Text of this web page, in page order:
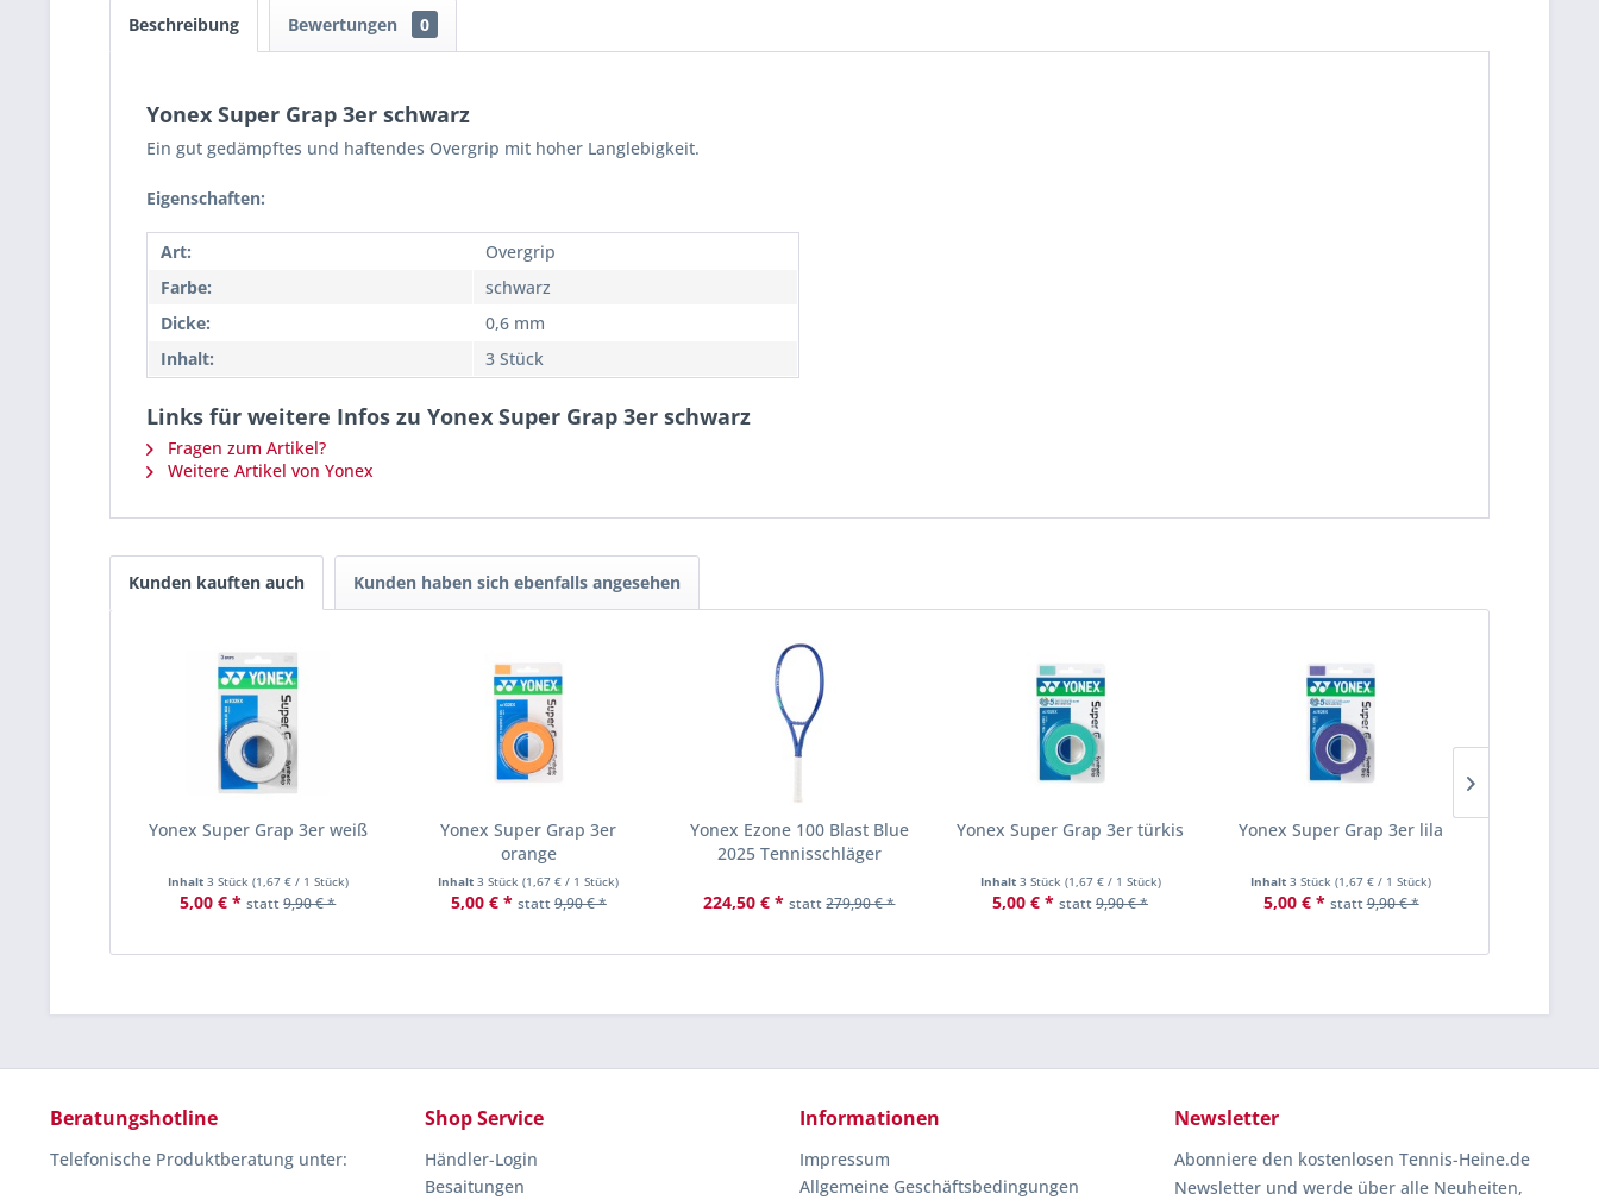
Beschreibung Bewertungen 0
Yonex Super Grap 3er schwarz
Ein gut gedämpftes und haftendes Overgrip mit hoher Langlebigkeit.
Eigenschaften:
Art:
Overgrip
Farbe:
schwarz
Dicke:
0,6 mm
Inhalt:
3 Stück
Links für weitere Infos zu Yonex Super Grap 3er schwarz
Fragen zum Artikel?
Weitere Artikel von Yonex
Kunden kauften auch Kunden haben sich ebenfalls angesehen
Yonex Super Grap 3er weiß
Inhalt 3 Stück (1,67 €/ 1 Stück)
5,00 € * statt9,90 € *
Yonex Super Grap 3er
orange
Inhalt3 Stück(1,67 € / 1 Stück)
5,00 € * statt9,90 € *
Yonex Ezone 100 Blast Blue
2025 Tennisschläger
224,50 € * statt279,90 € *
Yonex Super Grap 3er türkis
Inhalt 3 Stück (1,67 €/ 1 Stück)
5,00 € * statt9,90 € *
Yonex Super Grap 3er lila
Inhalt3 Stück(1,67 € / 1 Stück)
5,00 € * statt9,90 € *
Beratungshotline
Telefonische Produktberatung unter:
Shop Service
Händler-Login
Besaitungen
Informationen
Impressum
Allgemeine Geschäftsbedingungen
Newsletter
Abonniere den kostenlosen Tennis-Heine.de
Newsletter und werde über alle Neuheiten,